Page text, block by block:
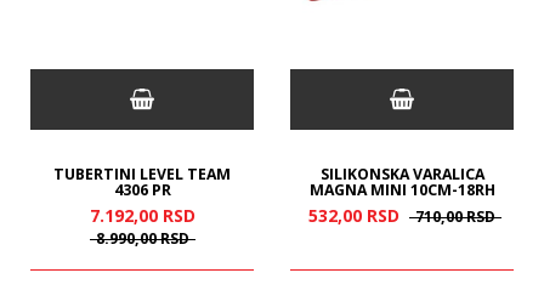
TUBERTINI LEVEL TEAM
4306 PR
7.192,00 RSD
8.990,00RSD
SILIKONSKA VARALICA
MAGNA MINI 10CM-18RH
532,00 RSD 710,00RSD